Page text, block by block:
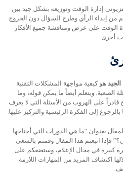
إدارة الوقت وتوزيعه بشكل جيد بين
من إبداء الرأي وطرح السؤال دون الخروج
الوقت على عرض ومناقشة جميع الأفكار
أخرى.
هو كيفية مواجهة المشكلات التقنية
الصعبة. ويتعلم أيضاً ما يمكن قوله، وما
على الهروب من الأسئلة التي لا يعرف
بالرجوع إلى الفكرة الرئيسية والتركيز عليها.
بعنوان “ما هي الدورات التي أحتاجها
فإذا اتبعتم هذا المقال وقمتم بالسعي
كبيرة في مجال الإعلام، وستضعكم على
اكتشاف المزيد من المهارات اللازمة